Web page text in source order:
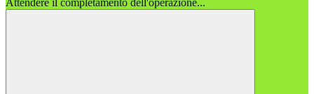
Attendere il completamento dell'operazione...